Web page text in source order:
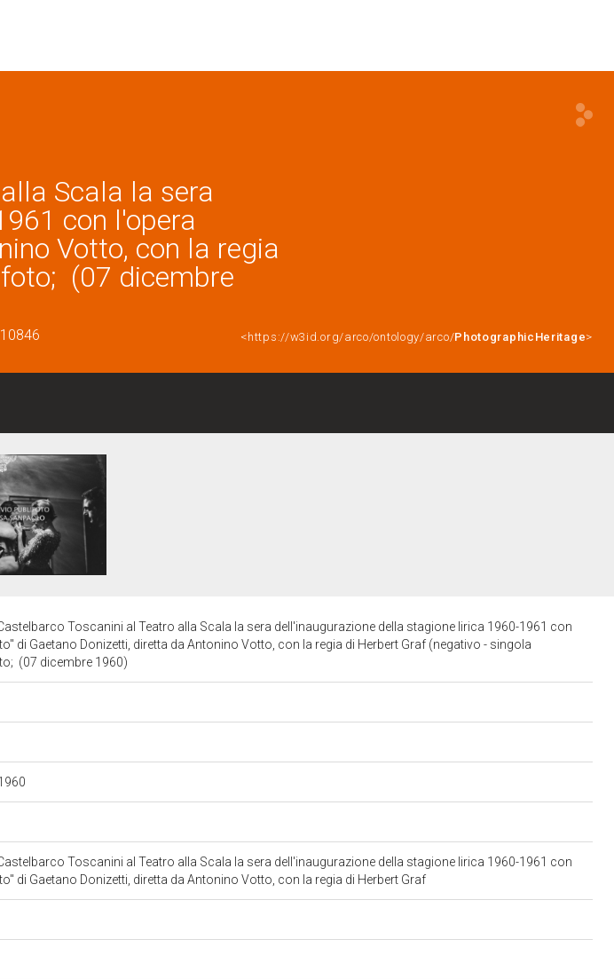
Scala la sera
con l'opera
Votto, con la regia
(07 dicembre
<https://w3id.org/arco/ontology/arco/PhotographicHeritage>
Toscanini al Teatro alla Scala la sera dell'inaugurazione della stagione lirica 1960-1961 con
di Gaetano Donizetti, diretta da Antonino Votto, con la regia di Herbert Graf (negativo - singola
(07 dicembre 1960)
Toscanini al Teatro alla Scala la sera dell'inaugurazione della stagione lirica 1960-1961 con
di Gaetano Donizetti, diretta da Antonino Votto, con la regia di Herbert Graf